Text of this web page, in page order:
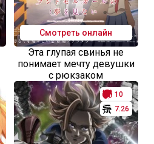
Смотреть онлайн
Эта глупая свинья не
понимает мечту девушки
с рюкзаком
10
7.26